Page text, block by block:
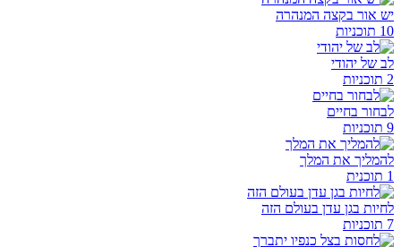
יש אור בקצה המנהרה
10 תוכניות
לב של יהודי
2 תוכניות
לבחור בחיים
9 תוכניות
להמליך את המלך
1 תוכנית
לחיות בגן עדן בעולם הזה
7 תוכניות